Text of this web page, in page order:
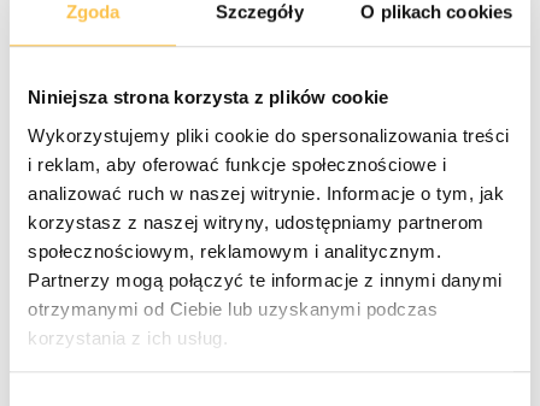
Zgoda Szczegóły O plikach cookies
Niniejsza strona korzysta z plików cookie
Wykorzystujemy pliki cookie do spersonalizowania treści
i reklam, aby oferować funkcje społecznościowe i
analizować ruch w naszej witrynie. Informacje o tym, jak
korzystasz z naszej witryny, udostępniamy partnerom
społecznościowym, reklamowym i analitycznym.
Partnerzy mogą połączyć te informacje z innymi danymi
otrzymanymi od Ciebie lub uzyskanymi podczas
korzystania z ich usług.
zmiany w znacznikach META:
WWW.
W górnej części strony znajdziesz przełącznik wyboru
języka. Przełącz na język angielski.
Przewiń stronę na dół, gdzie znajdziesz sekcję
"Ustawienia znaczników META"